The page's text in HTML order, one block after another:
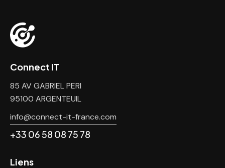
Connect IT
85 AV GABRIEL PERI
95100 ARGENTEUIL
info@connect-it-france.com
+33 06 58 08 75 78
Liens